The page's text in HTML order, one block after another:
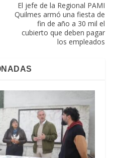
El jefe de la Regional PAMI
Quilmes armó una fiesta de
fin de año a 30 mil el
cubierto que deben pagar
los empleados